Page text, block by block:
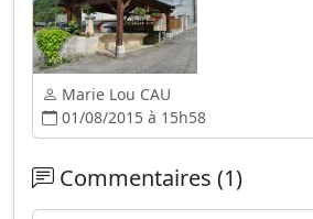
Marie Lou CAU
01/08/2015 à 15h58
Commentaires (1)